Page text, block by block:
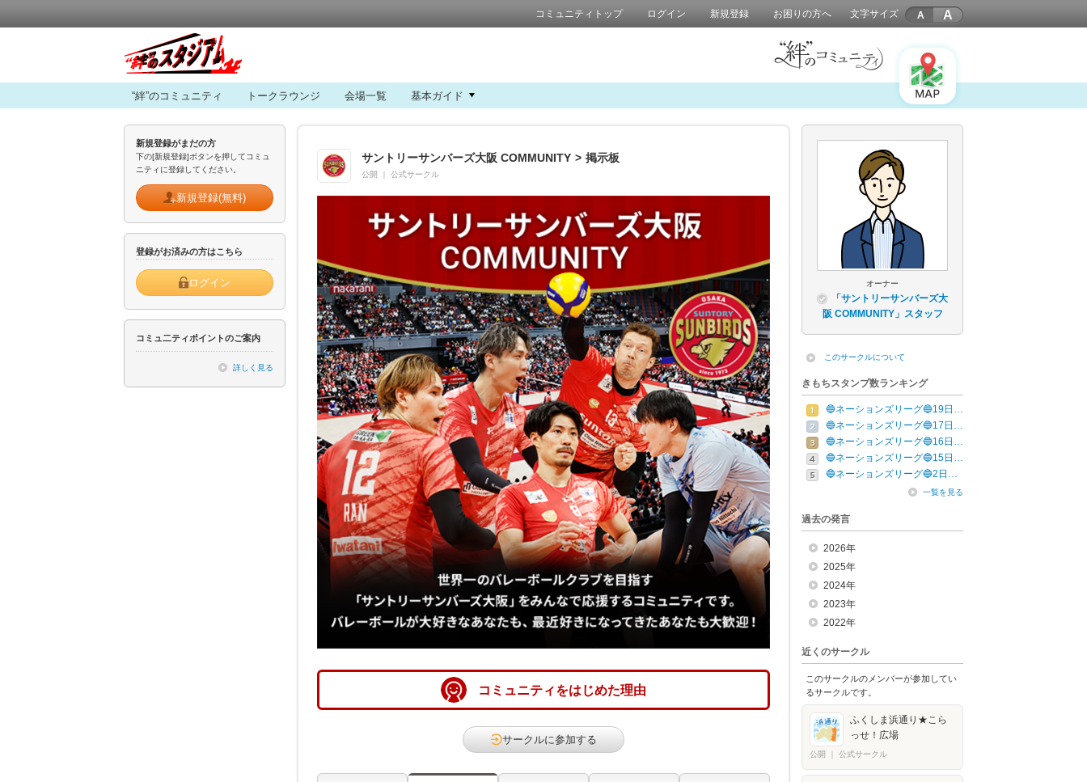
コミュニティトップ ログイン 新規登録 お困りの方へ 文字サイズ A
“絆”のコミュニティ トークラウンジ 会場一覧 基本ガイド
新規登録がまだの方
下の[新規登録]ボタンを押してコミュ
ニティに登録してください。
新規登録(無料)
登録がお済みの方はこちら
ログイン
コミュ二ティポイントのご案内
詳しく見る
サントリーサンバーズ大阪 COMMUNITY > 掲示板
公開 公式サークル
コミュニティをはじめた理由
サークルに参加する
オーナー
「サントリーサンバーズ大
阪 COMMUNITY」スタッフ
このサークルについて
きもちスタンプ数ランキング
🔵ネーションズリーグ🔵19日…
🔵ネーションズリーグ🔵17日…
🔵ネーションズリーグ🔵16日…
🔵ネーションズリーグ🔵15日…
🔵ネーションズリーグ🔵2日…
一覧を見る
過去の発言
2026年
2025年
2024年
2023年
2022年
近くのサークル
このサークルのメンバーが参加してい
るサークルです。
ふくしま浜通り★こら
っせ！広場
公開 公式サークル